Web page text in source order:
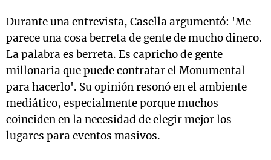
Durante una entrevista, Casella argumentó: 'Me
parece una cosa berreta de gente de mucho dinero.
La palabra es berreta. Es capricho de gente
millonaria que puede contratar el Monumental
para hacerlo'. Su opinión resonó en el ambiente
mediático, especialmente porque muchos
coinciden en la necesidad de elegir mejor los
lugares para eventos masivos.